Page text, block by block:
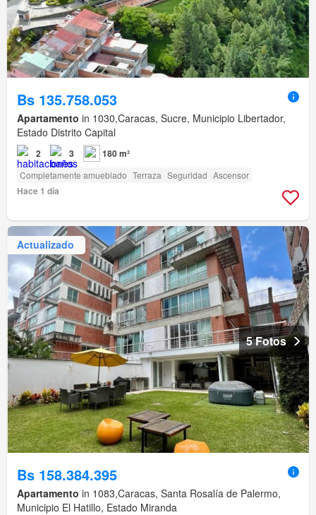
Bs 135.758.053
Apartamento in 1030,Caracas, Sucre, Municipio Libertador,
Estado Distrito Capital
2 3 180 m²
Completamente amueblado Terraza Seguridad Ascensor
Hace 1 día
Actualizado
5 Fotos
Bs 158.384.395
Apartamento in 1083,Caracas, Santa Rosalía de Palermo,
Municipio El Hatillo, Estado Miranda